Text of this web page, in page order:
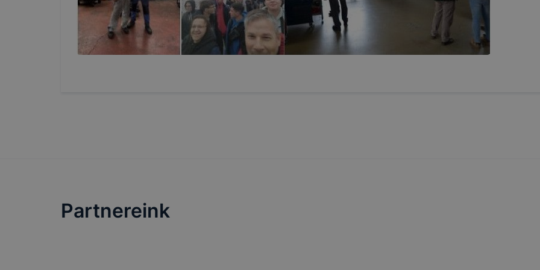
Partnereink
a felhasználói élmény javítása és a weboldal egyes funkcióinak végrehajtása
A cookie-k által gyűjtött információkat a weboldal nem értékesíti, adja bérbe